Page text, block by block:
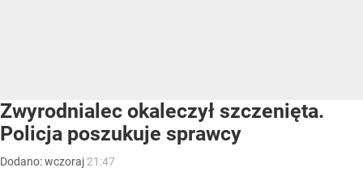
Zwyrodnialec okaleczył szczenięta.
Policja poszukuje sprawcy
Dodano:wczoraj 21:47